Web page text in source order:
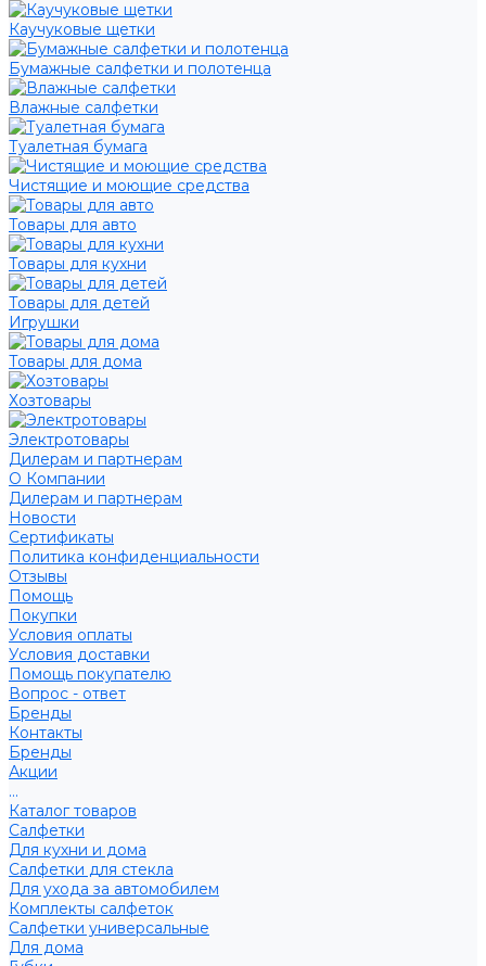
Каучуковые щетки
Бумажные салфетки и полотенца
Влажные салфетки
Туалетная бумага
Чистящие и моющие средства
Товары для авто
Товары для кухни
Товары для детей
Игрушки
Товары для дома
Хозтовары
Электротовары
Дилерам и партнерам
О Компании
Дилерам и партнерам
Новости
Сертификаты
Политика конфиденциальности
Отзывы
Помощь
Покупки
Условия оплаты
Условия доставки
Помощь покупателю
Вопрос - ответ
Бренды
Контакты
Бренды
Акции
...
Каталог товаров
Салфетки
Для кухни и дома
Салфетки для стекла
Для ухода за автомобилем
Комплекты салфеток
Салфетки универсальные
Для дома